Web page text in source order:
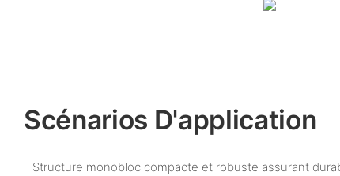
Scénarios D'application
- Structure monobloc compacte et robuste assurant